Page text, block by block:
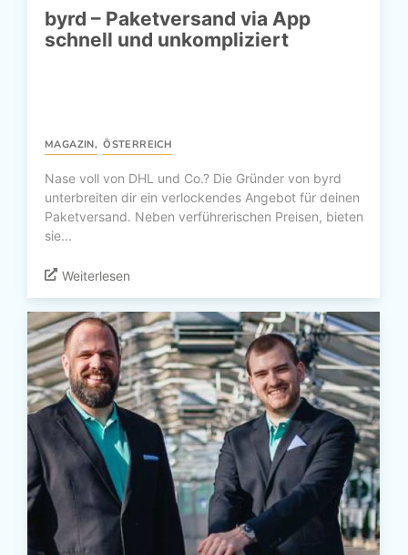
byrd – Paketversand via App
schnell und unkompliziert
MAGAZIN, ÖSTERREICH
Nase voll von DHL und Co.? Die Gründer von byrd
unterbreiten dir ein verlockendes Angebot für deinen
Paketversand. Neben verführerischen Preisen, bieten
sie...
Weiterlesen